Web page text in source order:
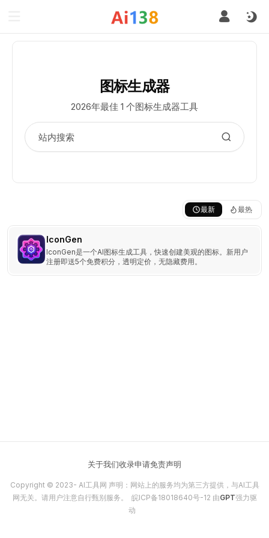
图标生成器
2026年最佳 1 个图标生成器工具
最新 最热
IconGen
IconGen是一个AI图标生成工具，快速创建美观的图标。新用户
注册即送5个免费积分，透明定价，无隐藏费用。
关于我们收录申请免责声明
Copyright © 2023- AI工具网 声明：网站上的服务均为第三方提供，与AI工具
网无关。请用户注意自行甄别服务。 皖ICP备18018640号-12 由GPT强力驱
动